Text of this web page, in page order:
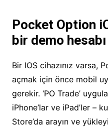
Pocket Option
bir demo
Bir IOS cihazınız varsa,
açmak için önce mobil
gerekir. ‘PO Trade’
iPhone’lar ve iPad’ler –
Store’da arayın ve